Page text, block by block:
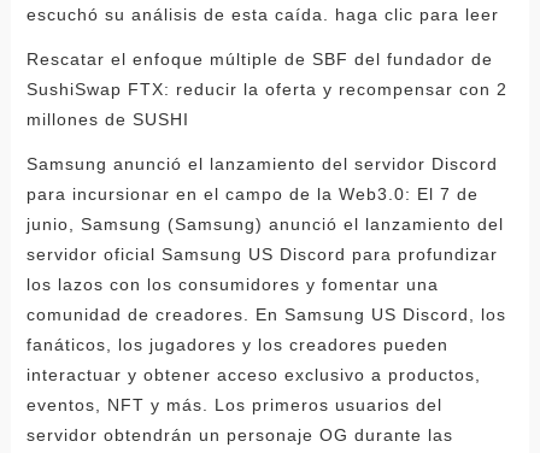
escuchó su análisis de esta caída. haga clic para leer
Rescatar el enfoque múltiple de SBF del fundador de
SushiSwap FTX: reducir la oferta y recompensar con 2
millones de SUSHI
Samsung anunció el lanzamiento del servidor Discord
para incursionar en el campo de la Web3.0: El 7 de
junio, Samsung (Samsung) anunció el lanzamiento del
servidor oficial Samsung US Discord para profundizar
los lazos con los consumidores y fomentar una
comunidad de creadores. En Samsung US Discord, los
fanáticos, los jugadores y los creadores pueden
interactuar y obtener acceso exclusivo a productos,
eventos, NFT y más. Los primeros usuarios del
servidor obtendrán un personaje OG durante las